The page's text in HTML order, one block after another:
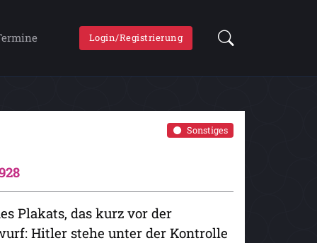
Login/Registrierung
Sonstiges
Plakats, das kurz vor der
Hitler stehe unter der Kontrolle